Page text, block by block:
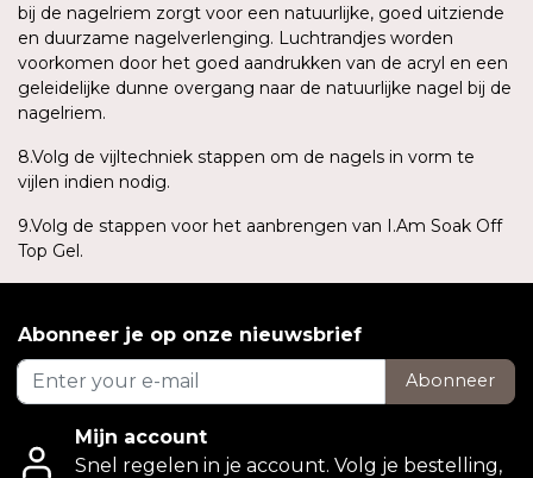
bij de nagelriem zorgt voor een natuurlijke, goed uitziende
en duurzame nagelverlenging. Luchtrandjes worden
voorkomen door het goed aandrukken van de acryl en een
geleidelijke dunne overgang naar de natuurlijke nagel bij de
nagelriem.
8.Volg de vijltechniek stappen om de nagels in vorm te
vijlen indien nodig.
9.Volg de stappen voor het aanbrengen van I.Am Soak Off
Top Gel.
Abonneer je op onze nieuwsbrief
Abonneer
Mijn account
Snel regelen in je account. Volg je bestelling,